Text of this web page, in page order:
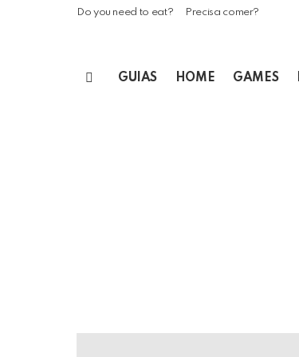
Do you need to eat? Precisa comer?
GUIAS HOME GAMES